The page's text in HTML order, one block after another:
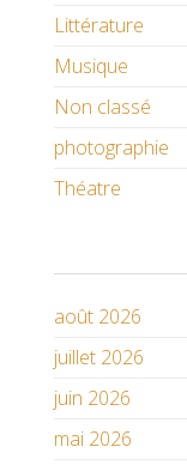
Littérature
Musique
Non classé
photographie
Théatre
août 2026
juillet 2026
juin 2026
mai 2026